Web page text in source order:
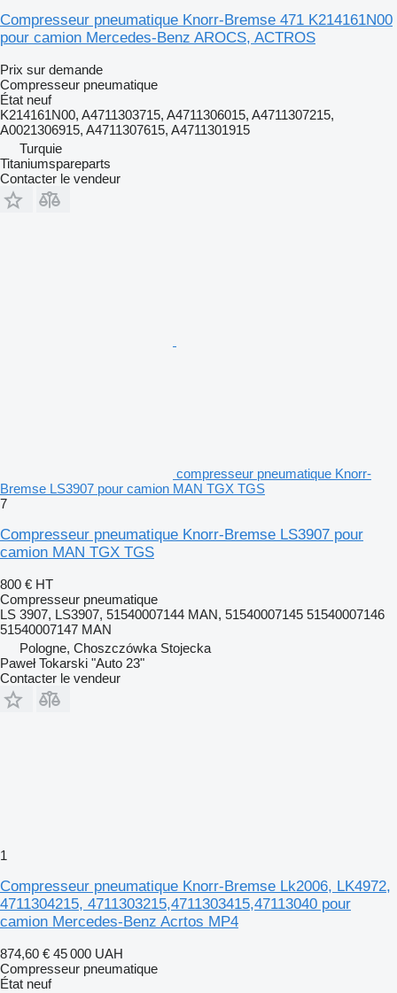
Compresseur pneumatique Knorr-Bremse 471 K214161N00
pour camion Mercedes-Benz AROCS, ACTROS
Prix sur demande
Compresseur pneumatique
État neuf
K214161N00, A4711303715, A4711306015, A4711307215,
A0021306915, A4711307615, A4711301915
Turquie
Titaniumspareparts
Contacter le vendeur
compresseur pneumatique Knorr-
Bremse LS3907 pour camion MAN TGX TGS
7
Compresseur pneumatique Knorr-Bremse LS3907 pour
camion MAN TGX TGS
800 € HT
Compresseur pneumatique
LS 3907, LS3907, 51540007144 MAN, 51540007145 51540007146
51540007147 MAN
Pologne, Choszczówka Stojecka
Paweł Tokarski "Auto 23"
Contacter le vendeur
1
Compresseur pneumatique Knorr-Bremse Lk2006, LK4972,
4711304215, 4711303215,4711303415,47113040 pour
camion Mercedes-Benz Acrtos MP4
874,60 € 45 000 UAH
Compresseur pneumatique
État neuf